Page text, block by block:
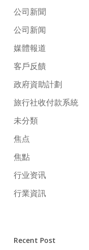
公司新聞
公司新闻
媒體報道
客戶反饋
政府資助計劃
旅行社收付款系統
未分類
焦点
焦點
行业资讯
行業資訊
Recent Post